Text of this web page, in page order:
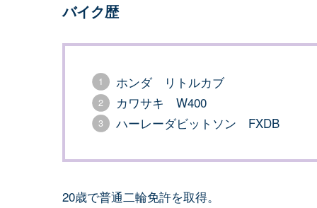
バイク歴
ホンダ リトルカブ
カワサキ W400
ハーレーダビットソン FXDB
20歳で普通二輪免許を取得。